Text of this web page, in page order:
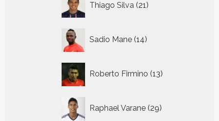
Thiago Silva 21
producten
Sadio Mane 14
producten
Roberto Firmino 13
producten
Raphael Varane 29
producten